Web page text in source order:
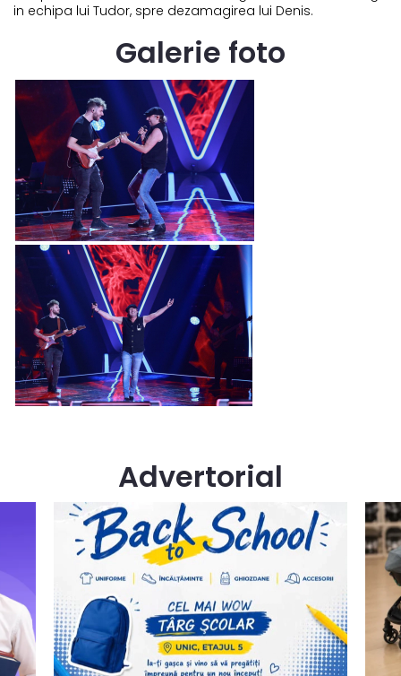
in echipa lui Tudor, spre dezamagirea lui Denis.
Galerie foto
Advertorial